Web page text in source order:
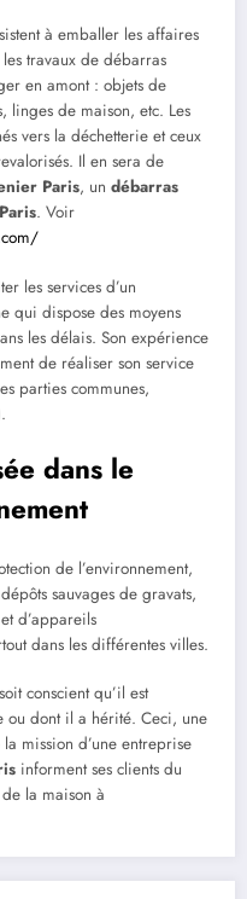
à emballer les affaires
travaux de débarras
en amont : objets de
linges de maison, etc. Les
vers la déchetterie et ceux
Il en sera de
Paris, un débarras
. Voir
les services d’un
qui dispose des moyens
les délais. Son expérience
de réaliser son service
parties communes,
dans le
de l’environnement,
sauvages de gravats,
d’appareils
dans les différentes villes.
conscient qu’il est
ou dont il a hérité. Ceci, une
mission d’une entreprise
informent ses clients du
la maison à